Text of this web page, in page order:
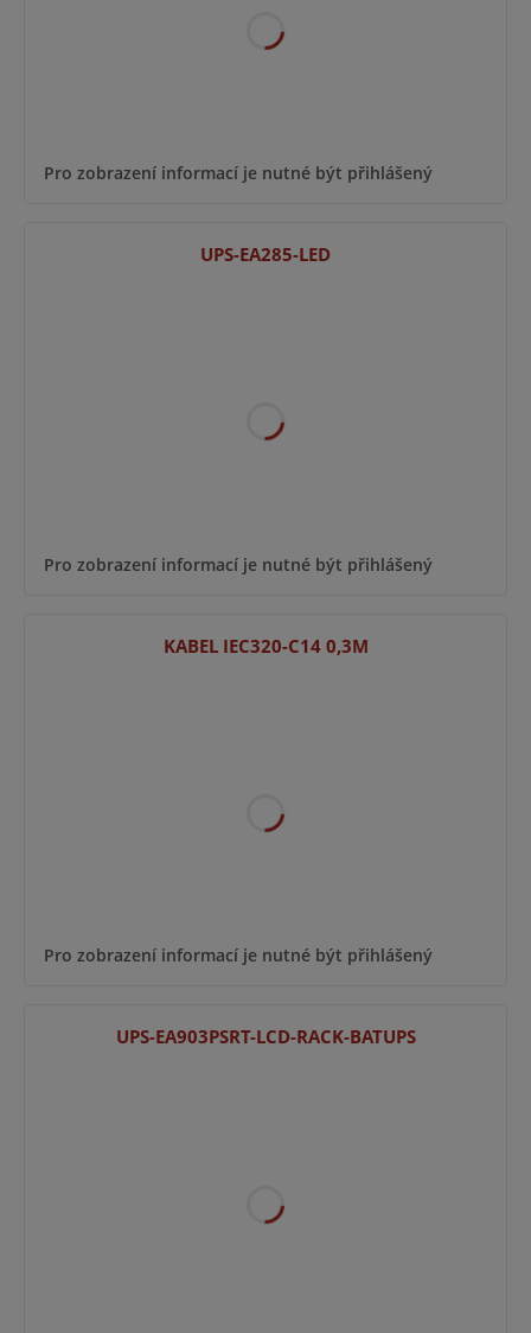
Pro zobrazení informací je nutné být přihlášený
UPS-EA285-LED
Pro zobrazení informací je nutné být přihlášený
KABEL IEC320-C14 0,3M
Pro zobrazení informací je nutné být přihlášený
UPS-EA903PSRT-LCD-RACK-BATUPS